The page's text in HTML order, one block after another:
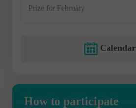
Prize for February
Calendar
How to participate